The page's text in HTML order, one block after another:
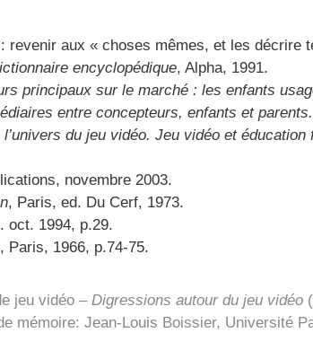
revenir aux « choses mêmes, et les décrire
encyclopédique, Alpha, 1991.
principaux sur le marché : les enfants
entre concepteurs, enfants et parents.
du jeu vidéo. Jeu vidéo et éducation
novembre 2003.
, Paris, ed. Du Cerf, 1973.
oct. 1994, p.29.
Paris, 1966, p.74-75.
jeu vidéo – Digressions autour du jeu vidéo
mémoire: Jean-Louis Boissier, Université